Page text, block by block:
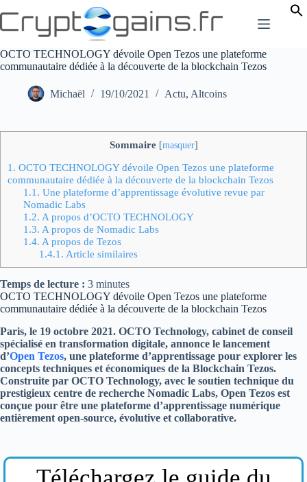
au
contenu
OCTO TECHNOLOGY dévoile Open Tezos une plateforme
communautaire dédiée à la découverte de la blockchain Tezos
Michaël 19/10/2021 Actu, Altcoins
Sommaire [masquer]
1. OCTO TECHNOLOGY dévoile Open Tezos une plateforme
communautaire dédiée à la découverte de la blockchain Tezos
1.1. Une plateforme d’apprentissage évolutive revue par
Nomadic Labs
1.2. A propos d’OCTO TECHNOLOGY
1.3. A propos de Nomadic Labs
1.4. A propos de Tezos
1.4.1. Article similaires
Temps de lecture : 3 minutes
OCTO TECHNOLOGY dévoile Open Tezos une plateforme
communautaire dédiée à la découverte de la blockchain Tezos
Paris, le 19 octobre 2021. OCTO Technology, cabinet de conseil
spécialisé en transformation digitale, annonce le lancement
d’Open Tezos, une plateforme d’apprentissage pour explorer les
concepts techniques et économiques de la Blockchain Tezos.
Construite par OCTO Technology, avec le soutien technique du
prestigieux centre de recherche Nomadic Labs, Open Tezos est
conçue pour être une plateforme d’apprentissage numérique
entièrement open-source, évolutive et collaborative.